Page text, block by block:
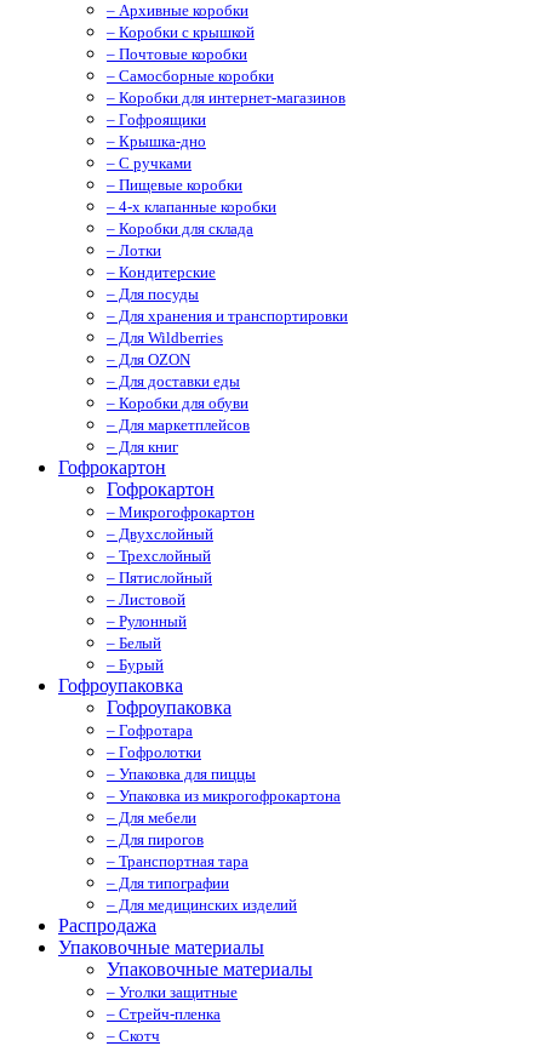
– Архивные коробки
– Коробки с крышкой
– Почтовые коробки
– Самосборные коробки
– Коробки для интернет-магазинов
– Гофроящики
– Крышка-дно
– С ручками
– Пищевые коробки
– 4-х клапанные коробки
– Коробки для склада
– Лотки
– Кондитерские
– Для посуды
– Для хранения и транспортировки
– Для Wildberries
– Для OZON
– Для доставки еды
– Коробки для обуви
– Для маркетплейсов
– Для книг
Гофрокартон
Гофрокартон
– Микрогофрокартон
– Двухслойный
– Трехслойный
– Пятислойный
– Листовой
– Рулонный
– Белый
– Бурый
Гофроупаковка
Гофроупаковка
– Гофротара
– Гофролотки
– Упаковка для пиццы
– Упаковка из микрогофрокартона
– Для мебели
– Для пирогов
– Транспортная тара
– Для типографии
– Для медицинских изделий
Распродажа
Упаковочные материалы
Упаковочные материалы
– Уголки защитные
– Стрейч-пленка
– Скотч